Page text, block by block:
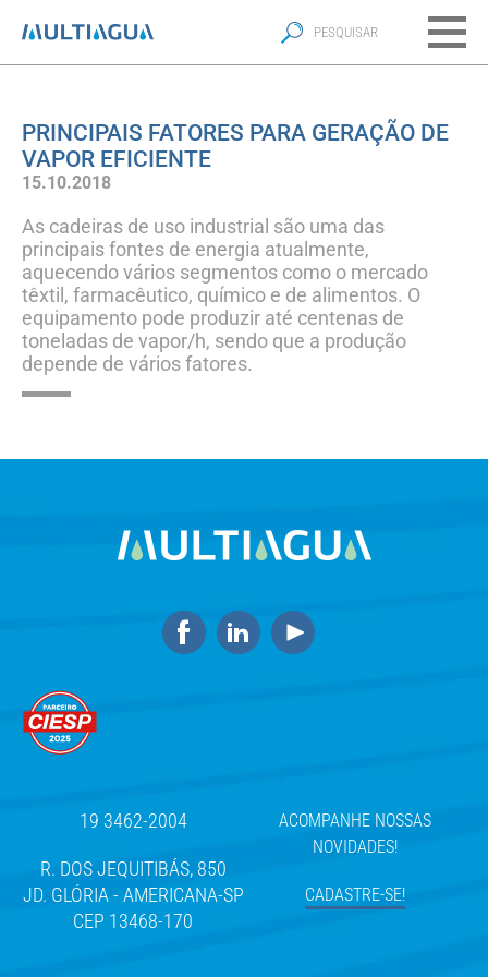
PRINCIPAIS FATORES PARA GERAÇÃO DE
VAPOR EFICIENTE
15.10.2018
As cadeiras de uso industrial são uma das
principais fontes de energia atualmente,
aquecendo vários segmentos como o mercado
têxtil, farmacêutico, químico e de alimentos. O
equipamento pode produzir até centenas de
toneladas de vapor/h, sendo que a produção
depende de vários fatores.
19 3462-2004
R. DOS JEQUITIBÁS, 850
JD. GLÓRIA - AMERICANA-SP
CEP 13468-170
ACOMPANHE NOSSAS
NOVIDADES!
CADASTRE-SE!